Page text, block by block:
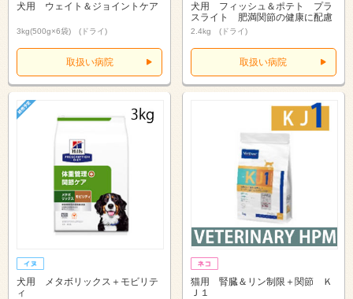
犬用 ウェイト＆ジョイントケア
3kg(500g×6袋) (ドライ)
取扱い病院
犬用 フィッシュ＆ポテト プラ
スライト 肥満関節の健康に配慮
2.4kg (ドライ)
取扱い病院
犬用 メタボリックス＋モビリテ
ィ
猫用 腎臓＆リン制限＋関節 Ｋ
Ｊ１